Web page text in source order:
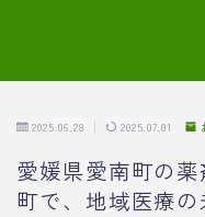
2025.06.28 2025.07.01
愛媛県愛南町の
町で、地域医療の